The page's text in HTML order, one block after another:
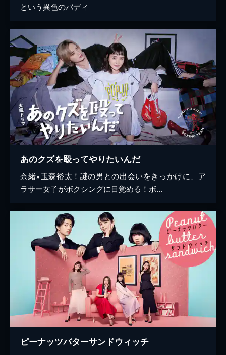
という異色のバディ
あのクズを殴ってやりたいんだ
奈緒×玉森裕太！謎の男との出会いをきっかけに、ア
ラサー女子がボクシングに目覚める！ボ...
ピーナッツバターサンドウィッチ